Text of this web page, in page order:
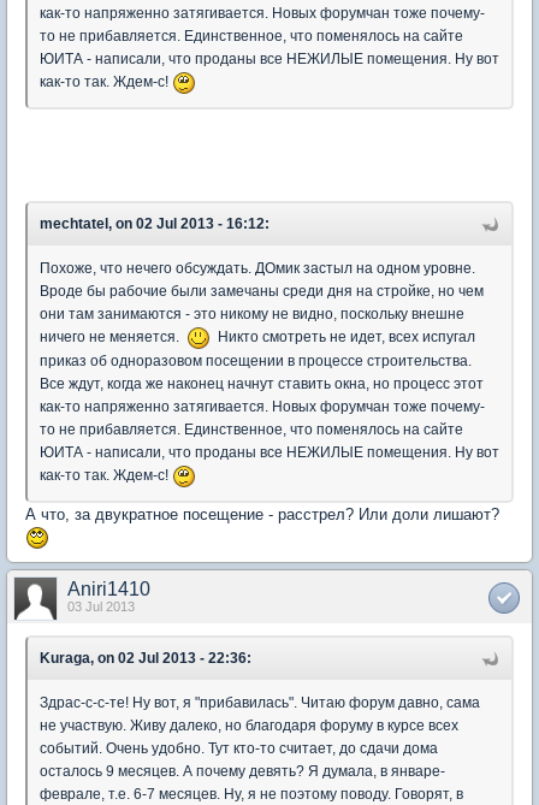
как-то напряженно затягивается. Новых форумчан тоже почему-
то не прибавляется. Единственное, что поменялось на сайте
ЮИТА - написали, что проданы все НЕЖИЛЫЕ помещения. Ну вот
как-то так. Ждем-с!
mechtatel, on 02 Jul 2013 - 16:12:
Похоже, что нечего обсуждать. ДОмик застыл на одном уровне.
Вроде бы рабочие были замечаны среди дня на стройке, но чем
они там занимаются - это никому не видно, поскольку внешне
ничего не меняется.
Никто смотреть не идет, всех испугал
приказ об одноразовом посещении в процессе строительства.
Все ждут, когда же наконец начнут ставить окна, но процесс этот
как-то напряженно затягивается. Новых форумчан тоже почему-
то не прибавляется. Единственное, что поменялось на сайте
ЮИТА - написали, что проданы все НЕЖИЛЫЕ помещения. Ну вот
как-то так. Ждем-с!
А что, за двукратное посещение - расстрел? Или доли лишают?
Aniri1410
03 Jul 2013
Kuraga, on 02 Jul 2013 - 22:36:
Здрас-с-с-те! Ну вот, я "прибавилась". Читаю форум давно, сама
не участвую. Живу далеко, но благодаря форуму в курсе всех
событий. Очень удобно. Тут кто-то считает, до сдачи дома
осталось 9 месяцев. А почему девять? Я думала, в январе-
феврале, т.е. 6-7 месяцев. Ну, я не поэтому поводу. Говорят, в